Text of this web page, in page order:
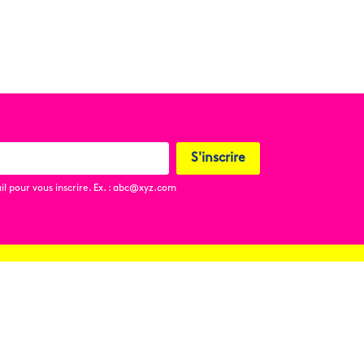
pour vous inscrire. Ex. : abc@xyz.com
S'inscrire